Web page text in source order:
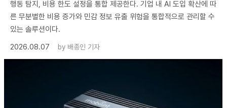
행동 탐지, 비용 한도 설정을 통합 제공한다. 기업 내 AI 도입 확산에 따
른 무분별한 비용 증가와 민감 정보 유출 위험을 통합적으로 관리할 수
있는 솔루션이다.
2026.08.07
by 배종인 기자